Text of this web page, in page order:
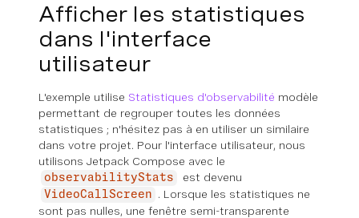
Afficher les statistiques
dans l'interface
utilisateur
L'exemple utilise Statistiques d'observabilité modèle
permettant de regrouper toutes les données
statistiques ; n'hésitez pas à en utiliser un similaire
dans votre projet. Pour l'interface utilisateur, nous
utilisons Jetpack Compose avec le
observabilityStats est devenu
VideoCallScreen
. Lorsque les statistiques ne
sont pas nulles, une fenêtre semi-transparente